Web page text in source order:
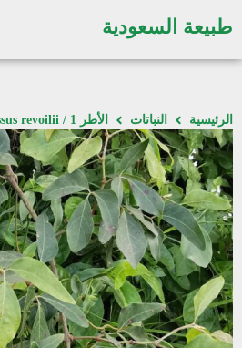
طبيعة السعودية
الرئيسية النباتات الأطر 1 / Rhoicissus revoilii